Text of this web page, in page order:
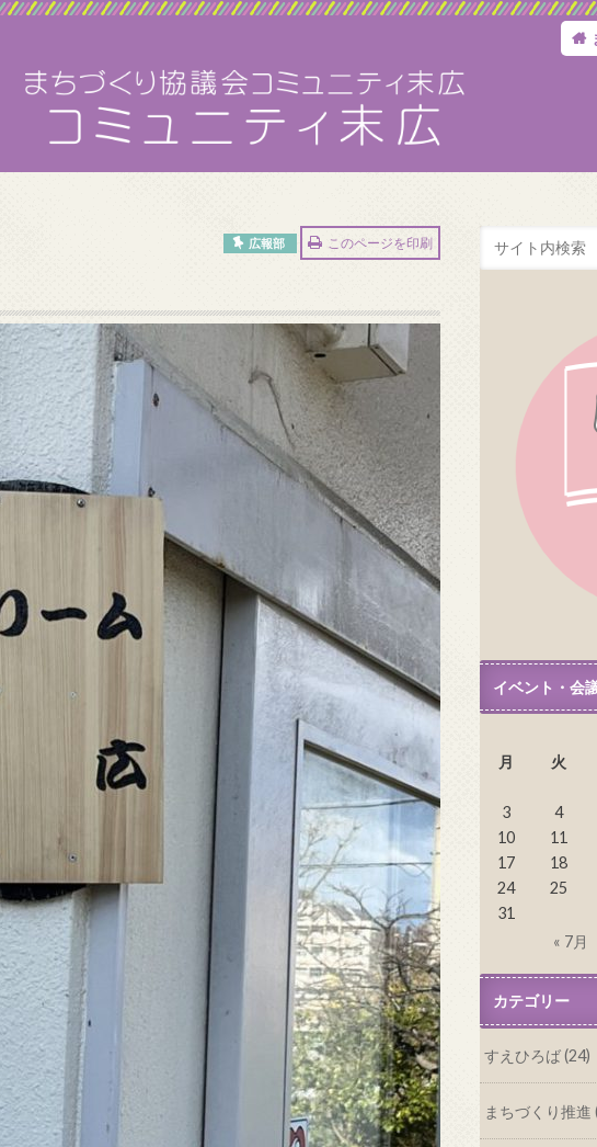
広報部 このページを印刷
イベント・会
月
火
3
4
10
11
17
18
24
25
31
« 7月
カテゴリー
すえひろば (24)
まちづくり推進